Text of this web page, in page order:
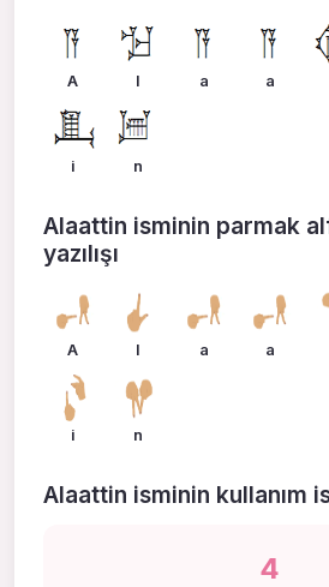
A l a a
i n
Alaattin isminin parmak
yazılışı
A l a a
i n
Alaattin isminin kullanım
4